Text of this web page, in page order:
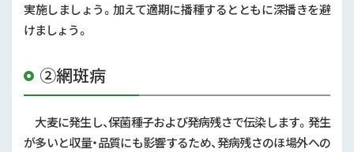
実施しましょう。加えて適期に播種するとともに深播きを避
けましょう。
②網斑病
大麦に発生し、保菌種子および発病残さで伝染します。発生
が多いと収量・品質にも影響するため、発病残さのほ場外への